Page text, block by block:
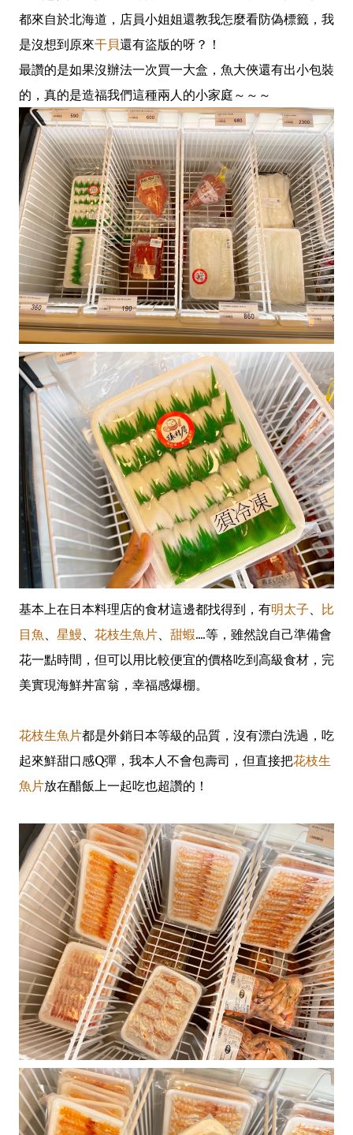
都來自於北海道，店員小姐姐還教我怎麼看防偽標籤，我
是沒想到原來干貝還有盜版的呀？！
最讚的是如果沒辦法一次買一大盒，魚大俠還有出小包裝
的，真的是造福我們這種兩人的小家庭～～～
基本上在日本料理店的食材這邊都找得到，有明太子
比
目魚
星鰻 花枝生魚片 甜蝦....等，雖然說自己準備會
花一點時間，但可以用比較便宜的價格吃到高級食材，完
美實現海鮮丼富翁，幸福感爆棚。
花枝生魚片都是外銷日本等級的品質，沒有漂白洗過，吃
起來鮮甜口感Q彈，我本人不會包壽司，但直接把花枝生
魚片放在醋飯上一起吃也超讚的！